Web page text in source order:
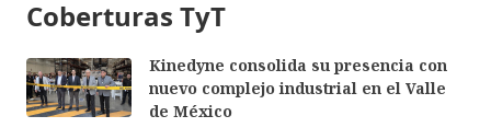
Coberturas TyT
Kinedyne consolida su presencia con
nuevo complejo industrial en el Valle
de México